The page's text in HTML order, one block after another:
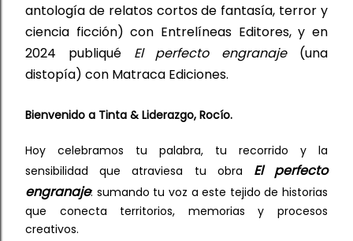
antología de relatos cortos de fantasía, terror y
ciencia ficción) con Entrelíneas Editores, y en
2024 publiqué El perfecto engranaje (una
distopía) con Matraca Ediciones.
Bienvenido a Tinta & Liderazgo, Rocío.
Hoy celebramos tu palabra, tu recorrido y la
sensibilidad que atraviesa tu obra El perfecto
engranaje: sumando tu voz a este tejido de historias
que conecta territorios, memorias y procesos
creativos.